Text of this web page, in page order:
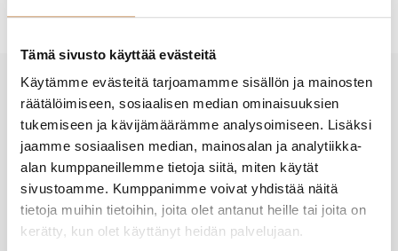
Tämä sivusto käyttää evästeitä
Käytämme evästeitä tarjoamamme sisällön ja mainosten
räätälöimiseen, sosiaalisen median ominaisuuksien
tukemiseen ja kävijämäärämme analysoimiseen. Lisäksi
jaamme sosiaalisen median, mainosalan ja analytiikka-
alan kumppaneillemme tietoja siitä, miten käytät
sivustoamme. Kumppanimme voivat yhdistää näitä
tietoja muihin tietoihin, joita olet antanut heille tai joita on
kerätty, kun olet käyttänyt heidän palvelujaan.
- Tuotteesta ei ole vielä arvosteluja -
New content loaded